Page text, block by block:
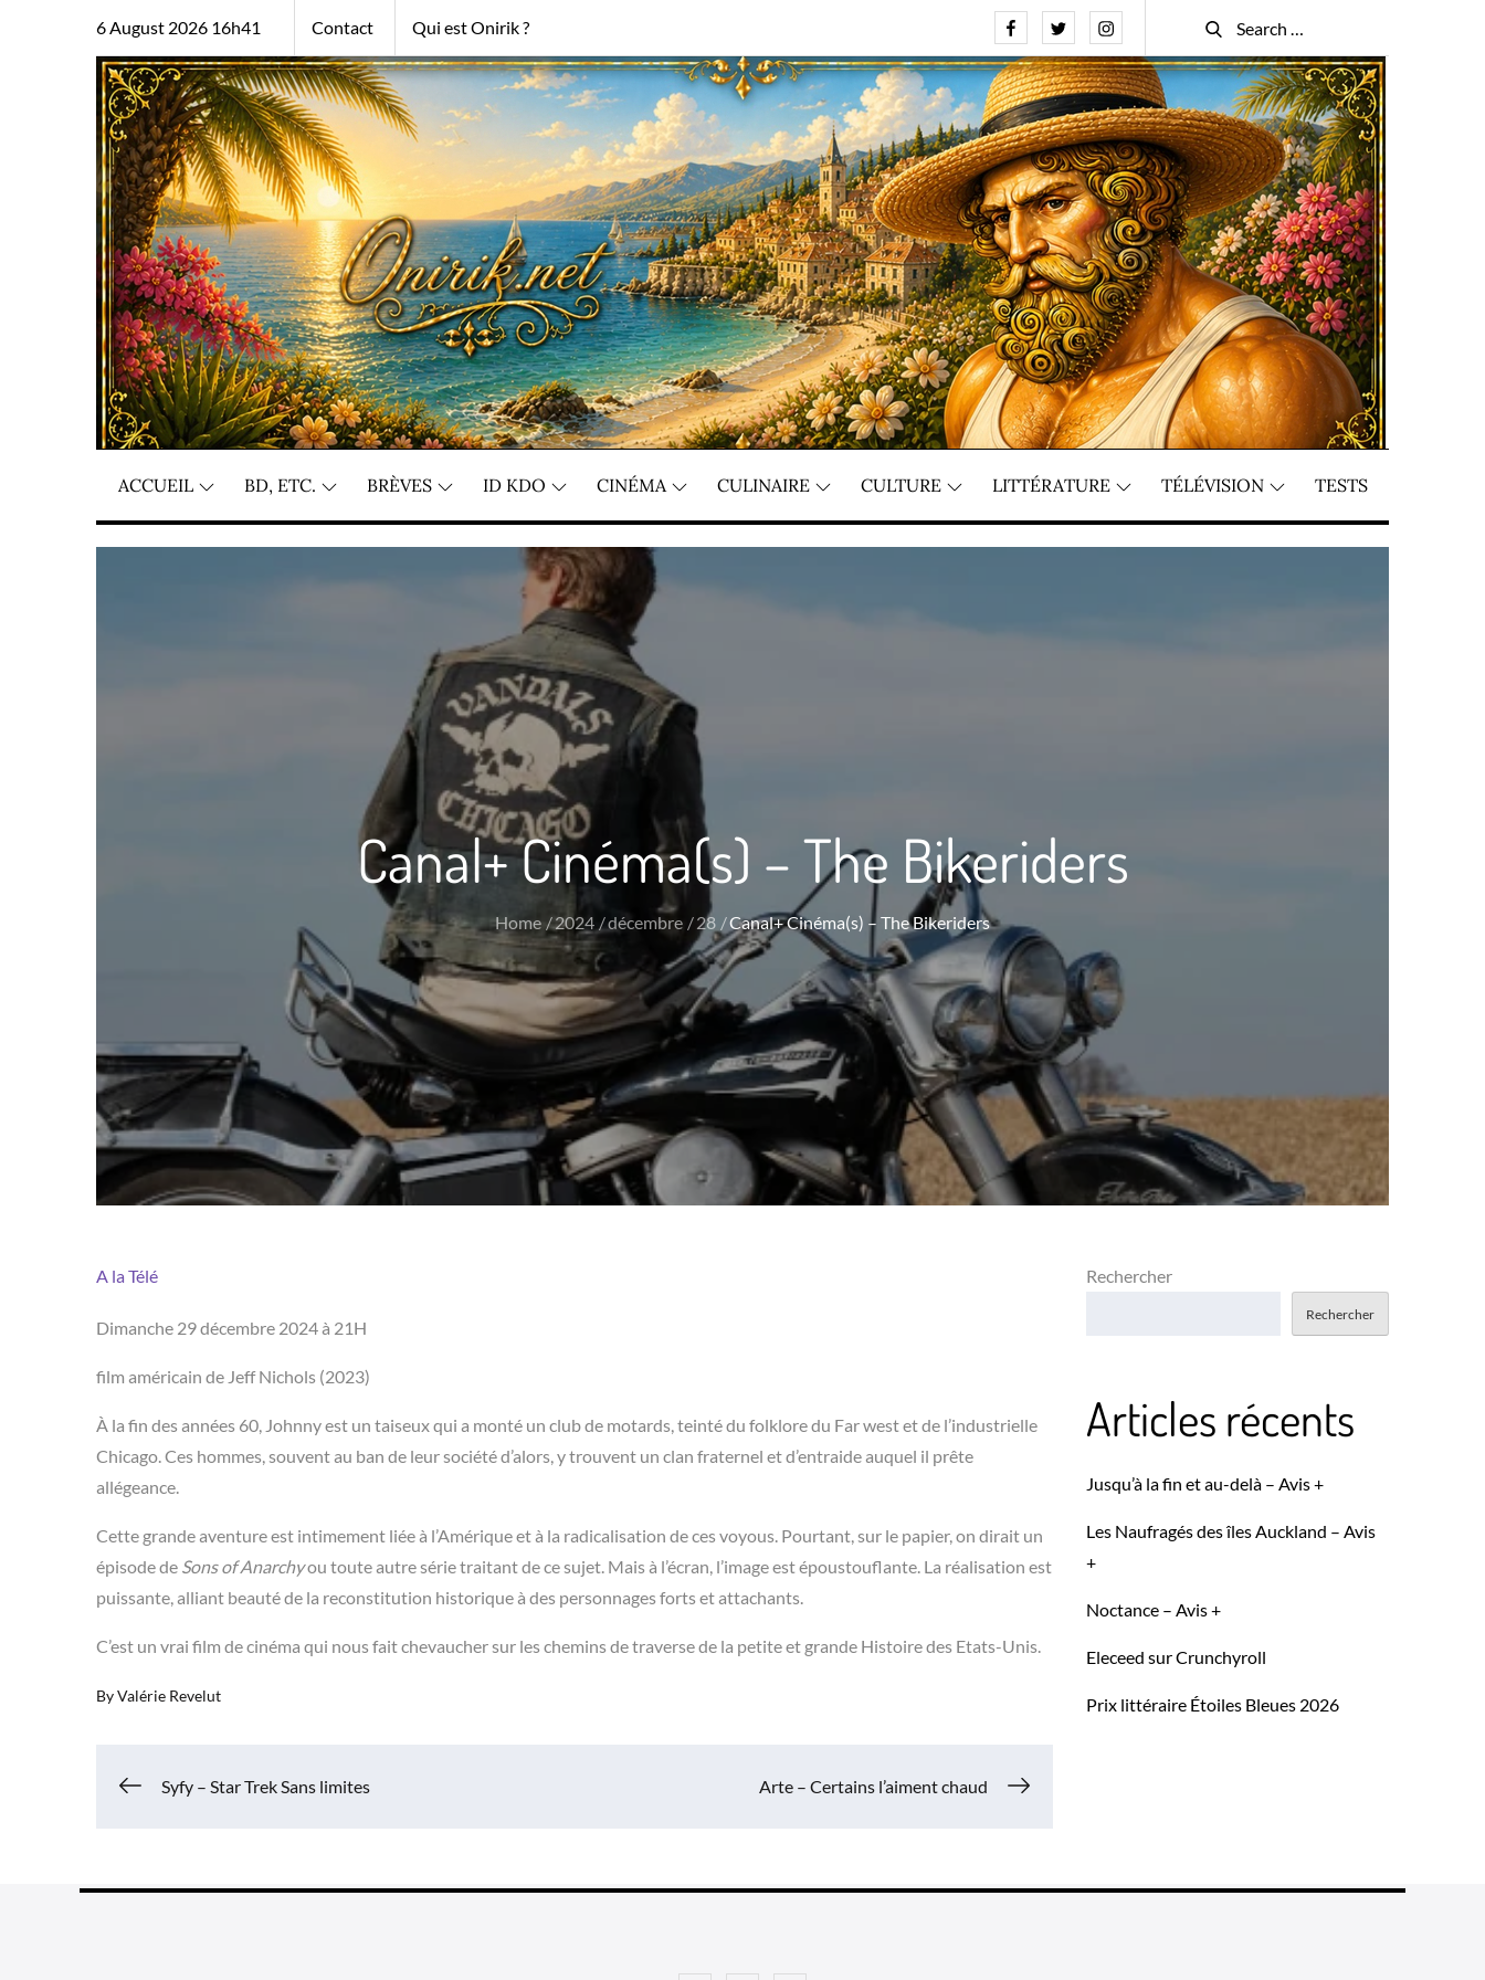
6 August 2026 16h41 Contact Qui est Onirik ? FacebookTwitterInstagram
Search
for:
Search
ACCUEIL BD, ETC. BRÈVES ID KDO CINÉMA CULINAIRE CULTURE LITTÉRATURE TÉLÉVISION TESTS
Canal+ Cinéma(s) – The Bikeriders
Home 2024 décembre 28 Canal+ Cinéma(s) – The Bikeriders
A la Télé
Dimanche 29 décembre 2024 à 21H
film américain de Jeff Nichols (2023)
À la fin des années 60, Johnny est un taiseux qui a monté un club de motards, teinté du folklore du Far west et de l’industrielle
Chicago. Ces hommes, souvent au ban de leur société d’alors, y trouvent un clan fraternel et d’entraide auquel il prête
allégeance.
Cette grande aventure est intimement liée à l’Amérique et à la radicalisation de ces voyous. Pourtant, sur le papier, on dirait un
épisode de Sons of Anarchyou toute autre série traitant de ce sujet. Mais à l’écran, l’image est époustouflante. La réalisation est
puissante, alliant beauté de la reconstitution historique à des personnages forts et attachants.
C’est un vrai film de cinéma qui nous fait chevaucher sur les chemins de traverse de la petite et grande Histoire des Etats-Unis.
ByValérie Revelut
Navigation
Syfy – Star Trek Sans limites Arte – Certains l’aiment chaud
Rechercher
Rechercher
Articles récents
Jusqu’à la fin et au-delà – Avis +
Les Naufragés des îles Auckland – Avis
+
Noctance – Avis +
Eleceed sur Crunchyroll
Prix littéraire Étoiles Bleues 2026